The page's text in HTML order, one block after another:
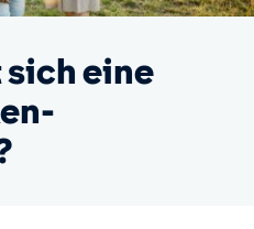
sich eine